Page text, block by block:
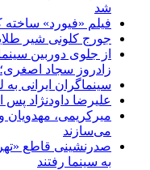
شد
فیلم «فیورد» ساخته
جورج کلونی شیر طلایی
از جلوی دوربین
زادروز سجاد
سینماگران ایرانی
علیرضا داودنژاد پس از ۹ سال در تدارک «زوجه
میرکریمی، مهدویان
می‌سازند
به سینما رفتند